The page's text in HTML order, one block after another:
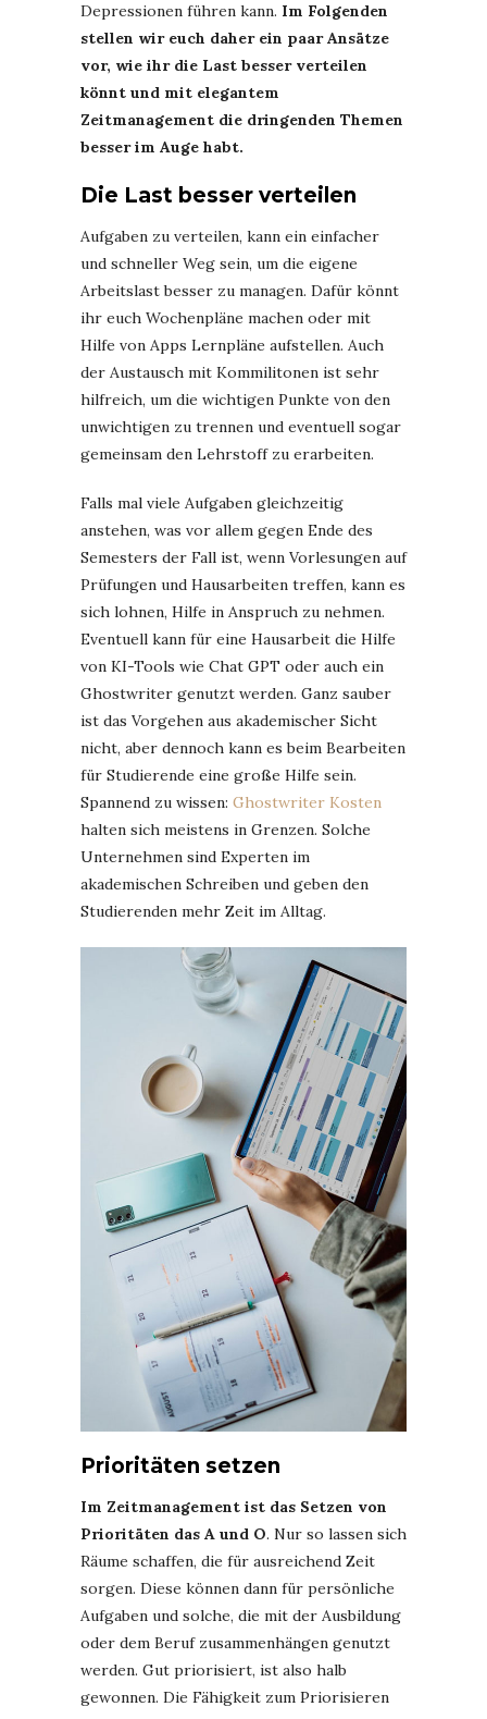
Depressionen führen kann. Im Folgenden
stellen wir euch daher ein paar Ansätze
vor, wie ihr die Last besser verteilen
könnt und mit elegantem
Zeitmanagement die dringenden Themen
besser im Auge habt.
Die Last besser verteilen
Aufgaben zu verteilen, kann ein einfacher
und schneller Weg sein, um die eigene
Arbeitslast besser zu managen. Dafür könnt
ihr euch Wochenpläne machen oder mit
Hilfe von Apps Lernpläne aufstellen. Auch
der Austausch mit Kommilitonen ist sehr
hilfreich, um die wichtigen Punkte von den
unwichtigen zu trennen und eventuell sogar
gemeinsam den Lehrstoff zu erarbeiten.
Falls mal viele Aufgaben gleichzeitig
anstehen, was vor allem gegen Ende des
Semesters der Fall ist, wenn Vorlesungen auf
Prüfungen und Hausarbeiten treffen, kann es
sich lohnen, Hilfe in Anspruch zu nehmen.
Eventuell kann für eine Hausarbeit die Hilfe
von KI-Tools wie Chat GPT oder auch ein
Ghostwriter genutzt werden. Ganz sauber
ist das Vorgehen aus akademischer Sicht
nicht, aber dennoch kann es beim Bearbeiten
für Studierende eine große Hilfe sein.
Spannend zu wissen: Ghostwriter Kosten
halten sich meistens in Grenzen. Solche
Unternehmen sind Experten im
akademischen Schreiben und geben den
Studierenden mehr Zeit im Alltag.
Prioritäten setzen
Im Zeitmanagement ist das Setzen von
Prioritäten das A und O. Nur so lassen sich
Räume schaffen, die für ausreichend Zeit
sorgen. Diese können dann für persönliche
Aufgaben und solche, die mit der Ausbildung
oder dem Beruf zusammenhängen genutzt
werden. Gut priorisiert, ist also halb
gewonnen. Die Fähigkeit zum Priorisieren